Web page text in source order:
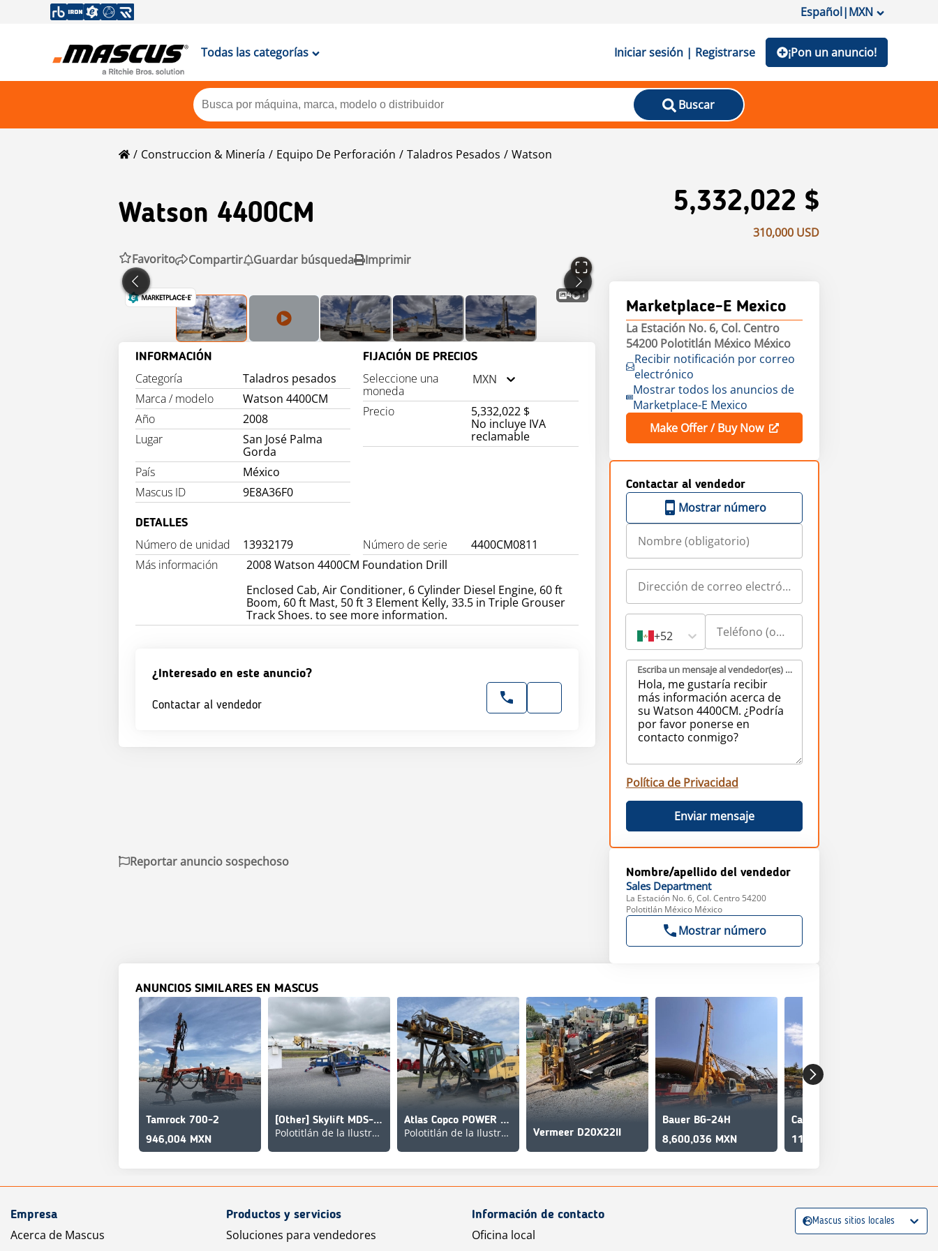
Español|MXN
Todas las categorías Iniciar sesión | Registrarse ¡Pon un anuncio!
Buscar
Construccion & Minería Equipo De Perforación Taladros Pesados Watson
Watson 4400CM 5,332,022 $
310,000 USD
Favorito
Compartir Guardar búsqueda Imprimir
4 1
INFORMACIÓN
Categoría
Taladros pesados
Marca / modelo
Watson 4400CM
Año
2008
Lugar
San José Palma
Gorda
País
México
Mascus ID
9E8A36F0
FIJACIÓN DE PRECIOS
Seleccione una
moneda
MXN
Precio
5,332,022 $
No incluye IVA
reclamable
DETALLES
Número de unidad 13932179 Número de serie
4400CM0811
Más información
2008 Watson 4400CM Foundation Drill
Enclosed Cab, Air Conditioner, 6 Cylinder Diesel Engine, 60 ft
Boom, 60 ft Mast, 50 ft 3 Element Kelly, 33.5 in Triple Grouser
Track Shoes. to see more information.
¿Interesado en este anuncio?
Contactar al vendedor
Marketplace-E Mexico
La Estación No. 6, Col. Centro
54200 Polotitlán México México
Recibir notificación por correo
electrónico
Mostrar todos los anuncios de
Marketplace-E Mexico
Make Offer / Buy Now
Contactar al vendedor
Mostrar número
+52
Escriba un mensaje al vendedor(es) (obligatorio)
Política de Privacidad
Enviar mensaje
Nombre/apellido del vendedor
Sales Department
La Estación No. 6, Col. Centro 54200
Polotitlán México México
Mostrar número
Reportar anuncio sospechoso
ANUNCIOS SIMILARES EN MASCUS
Tamrock 700-2
946,004 MXN
[Other] Skylift MDS-6000-LP
Polotitlán de la Ilustración
Atlas Copco POWER ROCK T 35
Polotitlán de la Ilustración Vermeer D20X22II
Bauer BG-24H
8,600,036 MXN
Casagrande B175XP
11,180,046 MXN
Empresa
Acerca de Mascus
Productos y servicios
Soluciones para vendedores
Información de contacto
Oficina local
Mascus sitios locales